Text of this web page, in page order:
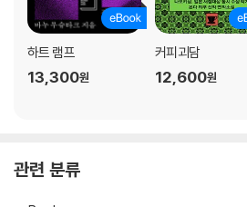
제64장 스터브의 저녁식사 413
제65장 고래고기 요리 423
제66장 상어 학살 426
제67장 고래 해체 428
제71장 ‘제러보엄’호의 이야기 439
제72장 원숭이 밧줄 447
하트 램프
13,300원
커피괴담
12,600원
관련 분류